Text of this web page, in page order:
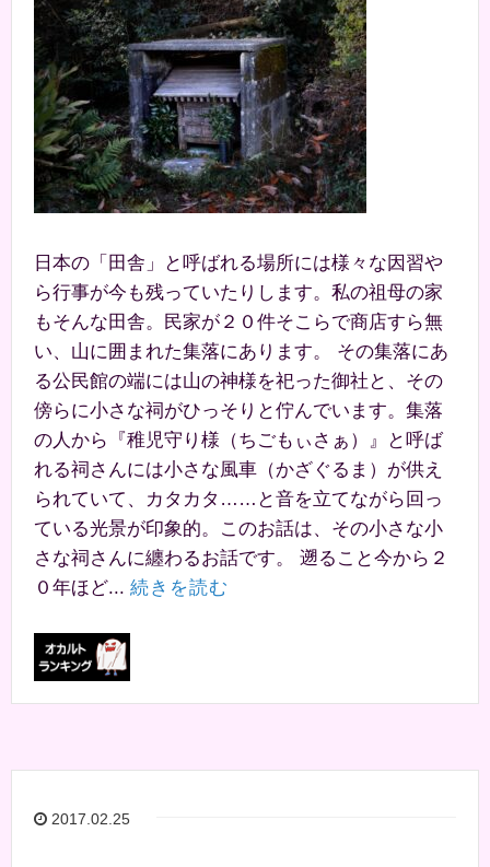
日本の「田舎」と呼ばれる場所には様々な因習や
ら行事が今も残っていたりします。私の祖母の家
もそんな田舎。民家が２０件そこらで商店すら無
い、山に囲まれた集落にあります。 その集落にあ
る公民館の端には山の神様を祀った御社と、その
傍らに小さな祠がひっそりと佇んでいます。集落
の人から『稚児守り様（ちごもぃさぁ）』と呼ば
れる祠さんには小さな風車（かざぐるま）が供え
られていて、カタカタ……と音を立てながら回っ
ている光景が印象的。このお話は、その小さな小
さな祠さんに纏わるお話です。 遡ること今から２
０年ほど... 続きを読む
2017.02.25